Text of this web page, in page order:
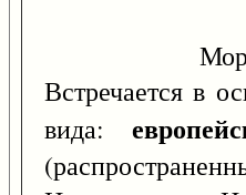
Встречается в
вида: